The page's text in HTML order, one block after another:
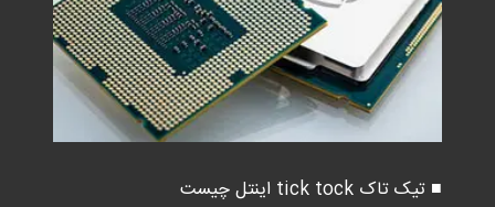
■ تیک تاک tick tock اینتل چیست